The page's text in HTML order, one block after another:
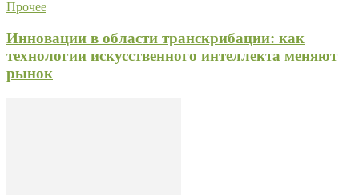
Прочее
Инновации в области транскрибации: как
технологии искусственного интеллекта меняют
рынок